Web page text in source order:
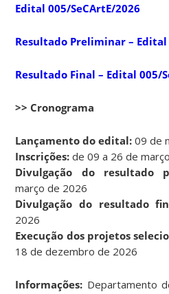
Edital 005/SeCArtE/2026
Resultado Preliminar – Edital
Resultado Final – Edital 005/
>> Cronograma
Lançamento do edital: 09 de
Inscrições:de 09 a 26 de
Divulgação do resultado
março de 2026
Divulgação do resultado
2026
Execução dos projetos
18 de dezembro de 2026
Informações: Departamento